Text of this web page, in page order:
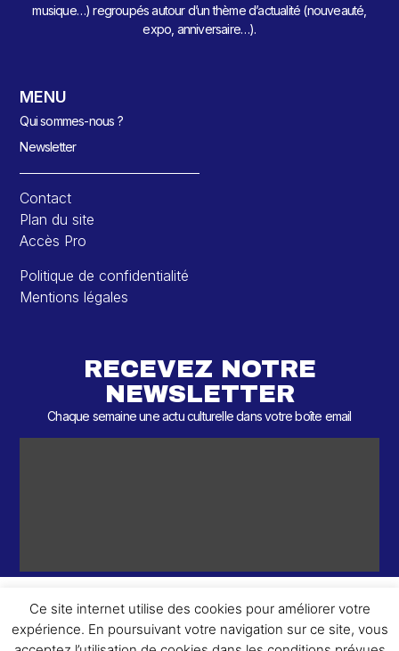
musique…) regroupés autour d’un thème d’actualité (nouveauté,
expo, anniversaire…).
MENU
Qui sommes-nous ?
Newsletter
Contact
Plan du site
Accès Pro
Politique de confidentialité
Mentions légales
RECEVEZ NOTRE
NEWSLETTER
Chaque semaine une actu culturelle dans votre boîte email
© 2026 – 2 ème Round – Tous droits réservés.
Ce site internet utilise des cookies pour améliorer votre
expérience. En poursuivant votre navigation sur ce site, vous